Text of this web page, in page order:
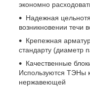
экономно
Надежная
возникновении течи
Крепежная
стандарту (диаметр
Качественные
Используются ТЭНы
нержавеющей